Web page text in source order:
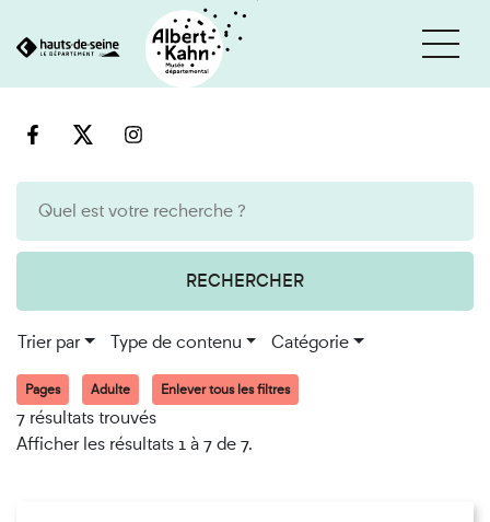
au
RECHERCHER
Trier par Type de contenu Catégorie
Pages Adulte Enlever tous les filtres
7 résultats trouvés
Afficher les résultats 1 à 7 de 7.
Cookies et traceurs utilisés sur ce site